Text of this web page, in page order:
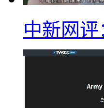
中新网